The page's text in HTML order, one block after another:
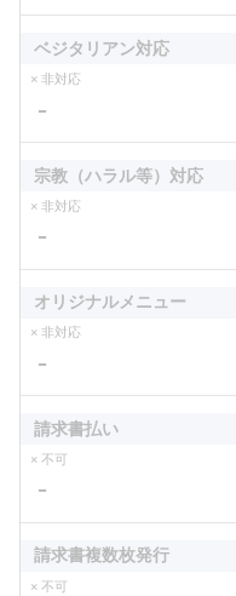
ベジタリアン対応
× 非対応
－
宗教（ハラル等）対応
× 非対応
－
オリジナルメニュー
× 非対応
－
請求書払い
× 不可
－
請求書複数枚発行
× 不可